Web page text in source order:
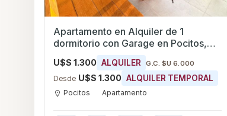
Apartamento en Alquiler de 1
dormitorio con Garage en Pocitos,
Montevideo
U$S 1.300 ALQUILER
G.C. $U 6.000
Desde U$S 1.300 ALQUILER TEMPORAL
Pocitos Apartamento